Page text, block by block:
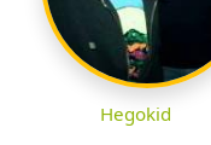
Hegokid